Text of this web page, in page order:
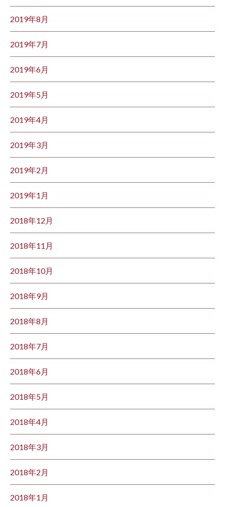
2019年8月
2019年7月
2019年6月
2019年5月
2019年4月
2019年3月
2019年2月
2019年1月
2018年12月
2018年11月
2018年10月
2018年9月
2018年8月
2018年7月
2018年6月
2018年5月
2018年4月
2018年3月
2018年2月
2018年1月